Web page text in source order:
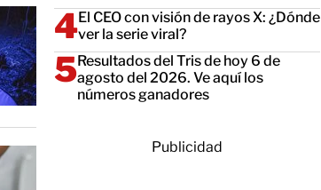
El CEO con visión de rayos X: ¿Dónde
ver la serie viral?
Resultados del Tris de hoy 6 de
agosto del 2026. Ve aquí los
números ganadores
Publicidad